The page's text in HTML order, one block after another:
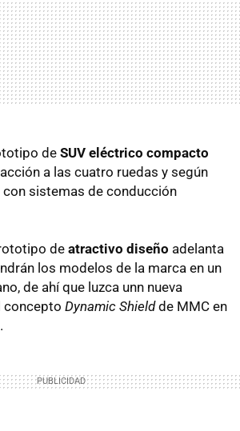
de SUV eléctrico compacto
a las cuatro ruedas y según
con sistemas de conducción
de atractivo diseño adelanta
los modelos de la marca en un
de ahí que luzca unn nueva
concepto Dynamic Shieldde MMC en